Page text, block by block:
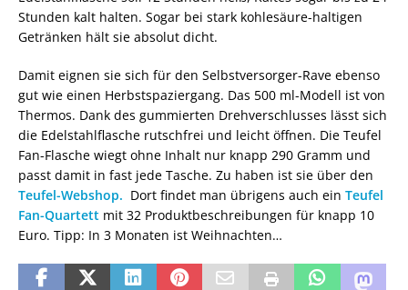
Stunden kalt halten. Sogar bei stark kohlesäure-haltigen
Getränken hält sie absolut dicht.
Damit eignen sie sich für den Selbstversorger-Rave ebenso
gut wie einen Herbstspaziergang. Das 500 ml-Modell ist von
Thermos. Dank des gummierten Drehverschlusses lässt sich
die Edelstahlflasche rutschfrei und leicht öffnen. Die Teufel
Fan-Flasche wiegt ohne Inhalt nur knapp 290 Gramm und
passt damit in fast jede Tasche. Zu haben ist sie über den
Teufel-Webshop. Dort findet man übrigens auch ein Teufel
Fan-Quartett mit 32 Produktbeschreibungen für knapp 10
Euro. Tipp: In 3 Monaten ist Weihnachten…